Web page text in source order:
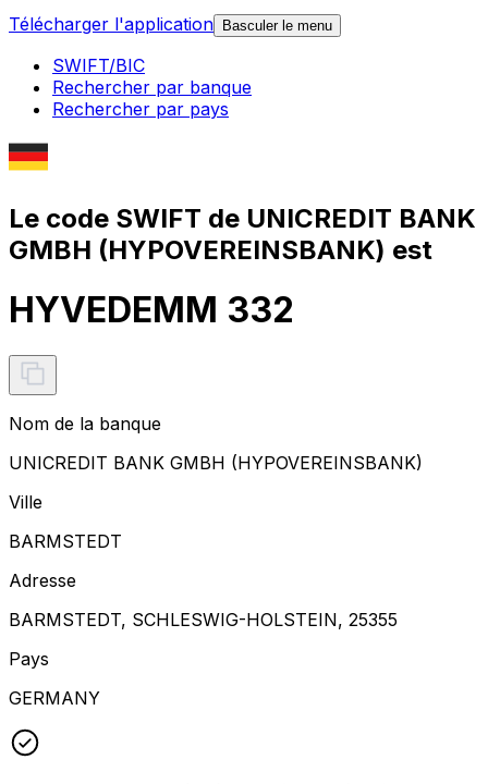
Télécharger l'application
Basculer le menu
SWIFT/BIC
Rechercher par banque
Rechercher par pays
Le code SWIFT de UNICREDIT BANK
GMBH (HYPOVEREINSBANK) est
HYVEDEMM 332
Nom de la banque
UNICREDIT BANK GMBH (HYPOVEREINSBANK)
Ville
BARMSTEDT
Adresse
BARMSTEDT, SCHLESWIG-HOLSTEIN, 25355
Pays
GERMANY